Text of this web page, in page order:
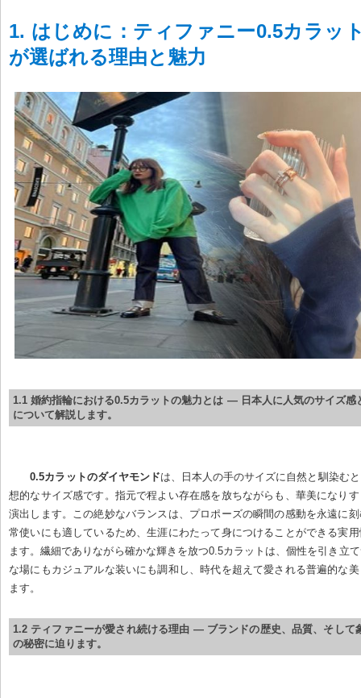
1. はじめに：ティファニー0.5カラッ
が選ばれる理由と魅力
1.1 婚約指輪における0.5カラットの魅力とは — 日本人に人気のサイズ感
について解説します。
0.5カラットのダイヤモンドは、日本人の手のサイズに自然と馴染む
想的なサイズ感です。指元で程よい存在感を放ちながらも、華美になり
演出します。この絶妙なバランスは、プロポーズの瞬間の感動を永遠に
常使いにも適しているため、生涯にわたって身につけることができる実
ます。繊細でありながら確かな輝きを放つ0.5カラットは、個性を引き立
な場にもカジュアルな装いにも調和し、時代を超えて愛される普遍的な
ます。
1.2 ティファニーが愛され続ける理由 — ブランドの歴史、品質、そして
の秘密に迫ります。